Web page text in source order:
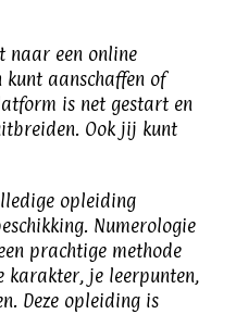
naar een online
aanschaffen of
is net gestart en
Ook jij kunt
opleiding
Numerologie
prachtige methode
karakter, je leerpunten,
Deze opleiding is